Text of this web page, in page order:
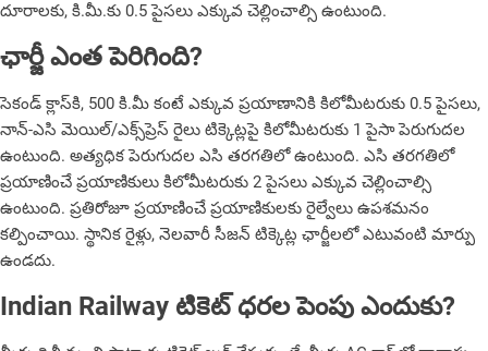
దూరాలకు, కి.మీ.కు 0.5 పైసలు ఎక్కువ చెల్లించాల్సి ఉంటుంది.
ఛార్జీ ఎంత పెరిగింది?
సెకండ్ క్లాస్‌కి, 500 కి.మీ కంటే ఎక్కువ ప్రయాణానికి కిలోమీటరుకు 0.5 పైసలు,
నాన్-ఎసి మెయిల్/ఎక్స్‌ప్రెస్ రైలు టిక్కెట్లపై కిలోమీటరుకు 1 పైసా పెరుగుదల
ఉంటుంది. అత్యధిక పెరుగుదల ఎసి తరగతిలో ఉంటుంది. ఎసి తరగతిలో
ప్రయాణించే ప్రయాణికులు కిలోమీటరుకు 2 పైసలు ఎక్కువ చెల్లించాల్సి
ఉంటుంది. ప్రతిరోజూ ప్రయాణించే ప్రయాణికులకు రైల్వేలు ఉపశమనం
కల్పించాయి. స్థానిక రైళ్లు, నెలవారీ సీజన్ టిక్కెట్ల ఛార్జీలలో ఎటువంటి మార్పు
ఉండదు.
Indian Railway టికెట్ ధరల పెంపు ఎందుకు?